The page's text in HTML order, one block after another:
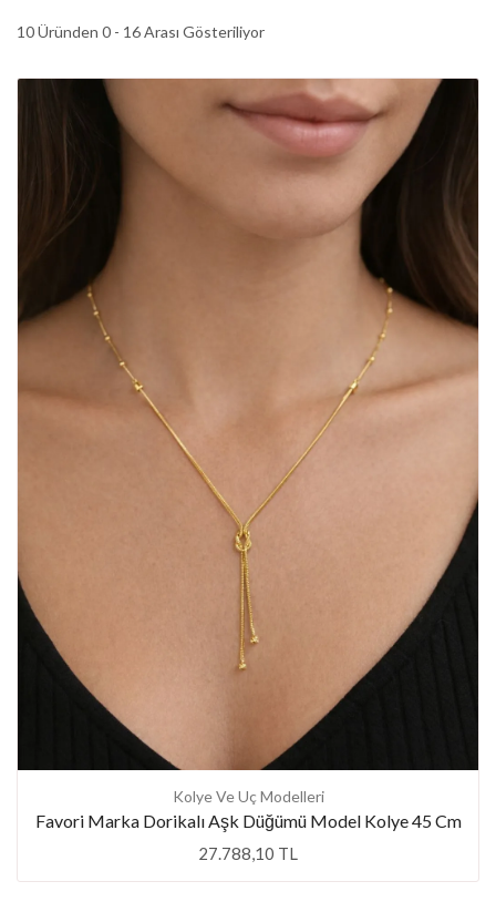
10 Üründen 0 - 16 Arası Gösteriliyor
Kolye Ve Uç Modelleri
Favori Marka Dorikalı Aşk Düğümü Model Kolye 45 Cm
27.788,10 TL